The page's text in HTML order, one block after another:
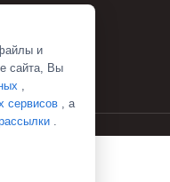
и
сайта, Вы
,
сервисов , а
.